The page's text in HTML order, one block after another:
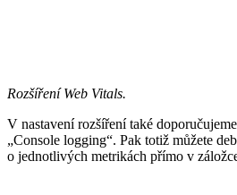
Rozšíření Web Vitals.
V nastavení rozšíření také
„Console logging“. Pak totiž můžete
o jednotlivých metrikách přímo v